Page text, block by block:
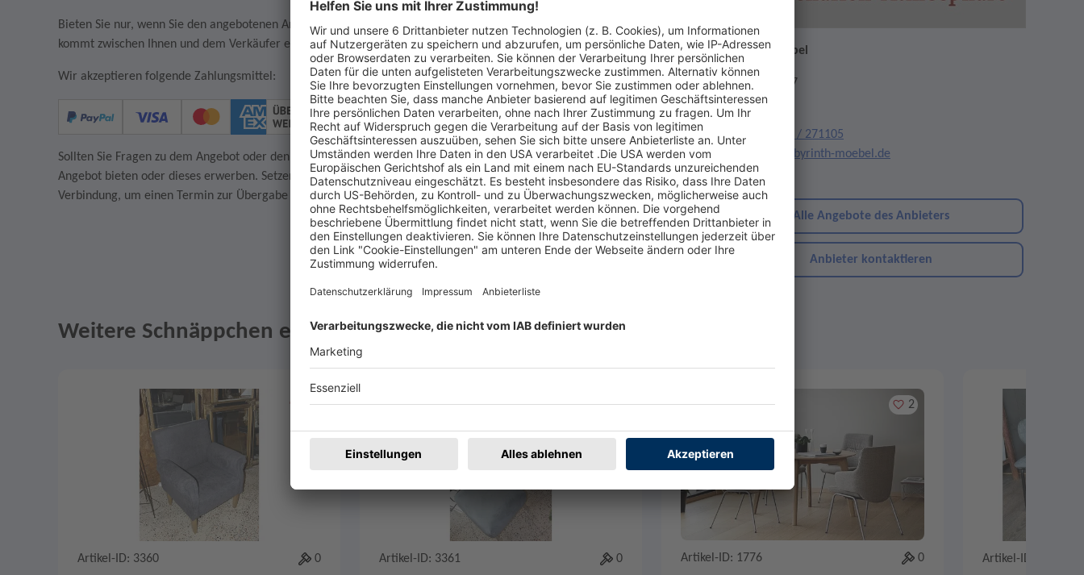
Bieten Sie nur, wenn Sie den angebotenen Artikel auch wirklich kaufen möchten. Wenn Sie die Auktion gewinnen, dann
kommt zwischen Ihnen und dem Verkäufer ein rechtsgültiger Vertrag zustande, der Sie zum Kauf verpflichtet.
Wir akzeptieren folgende Zahlungsmittel:
Sollten Sie Fragen zu dem Angebot oder den AGB des Verkäufer haben, dann kontaktieren Sie diesen bevor Sie für das
Angebot bieten oder dieses erwerben. Setzen Sie sich innerhalb von 2 Wochen nach Kauf mit dem Verkäufer in
Verbindung, um einen Termin zur Übergabe des Artikels zu vereinbaren.
Labyrinth Möbel
Kaiserstraße 37
77933 Lahr
Telefon:
07821 / 271105
info@labyrinth-moebel.de
Website
Alle Angebote des Anbieters
Anbieter kontaktieren
Weitere Schnäppchen entdecken
Merken
4
Artikel-ID: 3360 0
Merken
2
Artikel-ID: 3361 0
Merken
2
Artikel-ID: 1776 0 Artikel-ID: 3757